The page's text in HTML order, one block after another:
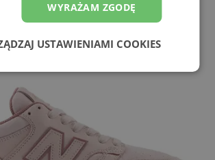
WYRAŻAM ZGODĘ
USTAWIENIAMI COOKIES